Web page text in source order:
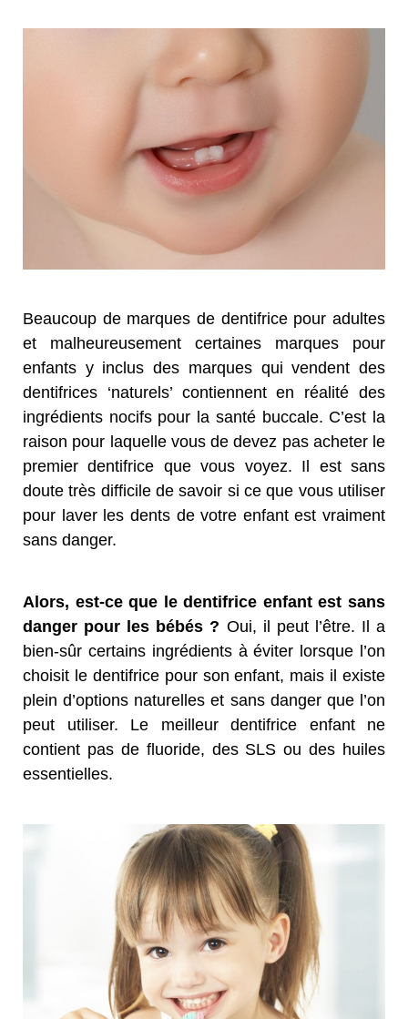
Beaucoup de marques de dentifrice pour adultes
et malheureusement certaines marques pour
enfants y inclus des marques qui vendent des
dentifrices ‘naturels’ contiennent en réalité des
ingrédients nocifs pour la santé buccale. C’est la
raison pour laquelle vous de devez pas acheter le
premier dentifrice que vous voyez. Il est sans
doute très difficile de savoir si ce que vous utiliser
pour laver les dents de votre enfant est vraiment
sans danger.
Alors, est-ce que le dentifrice enfant est sans
danger pour les bébés ? Oui, il peut l’être. Il a
bien-sûr certains ingrédients à éviter lorsque l’on
choisit le dentifrice pour son enfant, mais il existe
plein d’options naturelles et sans danger que l’on
peut utiliser. Le meilleur dentifrice enfant ne
contient pas de fluoride, des SLS ou des huiles
essentielles.